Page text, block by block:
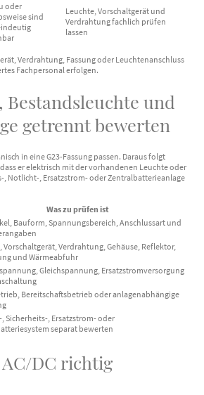
oder
sind
Leuchte, Vorschaltgerät und
Verdrahtung fachlich prüfen
lassen
Verdrahtung, Fassung oder Leuchtenanschluss
Fachpersonal erfolgen.
Bestandsleuchte und
getrennt bewerten
in eine G23-Fassung passen. Daraus folgt
er elektrisch mit der vorhandenen Leuchte oder
, Notlicht-, Ersatzstrom- oder Zentralbatterieanlage
Was zu prüfen ist
Bauform, Spannungsbereich, Anschlussart und
Vorschaltgerät, Verdrahtung, Gehäuse, Reflektor,
und Wärmeabfuhr
Gleichspannung, Ersatzstromversorgung
Bereitschaftsbetrieb oder anlagenabhängige
Sicherheits-, Ersatzstrom- oder
separat bewerten
DC richtig